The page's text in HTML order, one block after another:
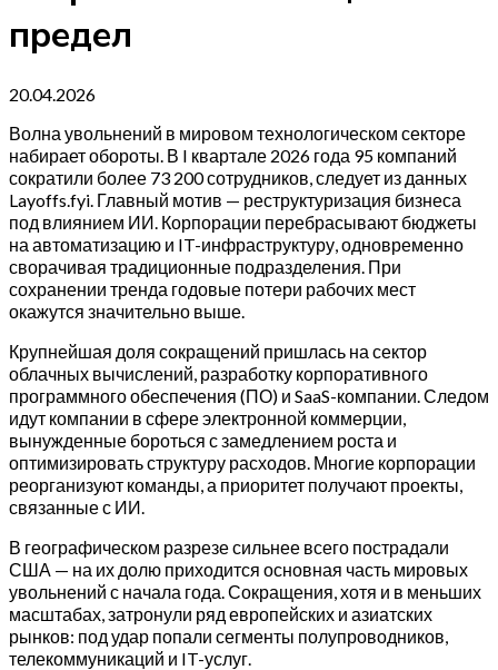
предел
20.04.2026
Волна увольнений в мировом технологическом секторе
набирает обороты. В I квартале 2026 года 95 компаний
сократили более 73 200 сотрудников, следует из данных
Layoffs.fyi. Главный мотив — реструктуризация бизнеса
под влиянием ИИ. Корпорации перебрасывают бюджеты
на автоматизацию и IT-инфраструктуру, одновременно
сворачивая традиционные подразделения. При
сохранении тренда годовые потери рабочих мест
окажутся значительно выше.
Крупнейшая доля сокращений пришлась на сектор
облачных вычислений, разработку корпоративного
программного обеспечения (ПО) и SaaS-компании. Следом
идут компании в сфере электронной коммерции,
вынужденные бороться с замедлением роста и
оптимизировать структуру расходов. Многие корпорации
реорганизуют команды, а приоритет получают проекты,
связанные с ИИ.
В географическом разрезе сильнее всего пострадали
США — на их долю приходится основная часть мировых
увольнений с начала года. Сокращения, хотя и в меньших
масштабах, затронули ряд европейских и азиатских
рынков: под удар попали сегменты полупроводников,
телекоммуникаций и IT-услуг.